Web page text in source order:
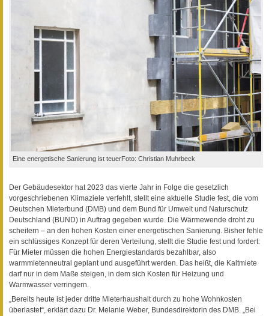
Eine energetische Sanierung ist teuerFoto: Christian Muhrbeck
Der Gebäudesektor hat 2023 das vierte Jahr in Folge die gesetzlich
vorgeschriebenen Klimaziele verfehlt, stellt eine aktuelle Studie fest, die vom
Deutschen Mieterbund (DMB) und dem Bund für Umwelt und Naturschutz
Deutschland (BUND) in Auftrag gegeben wurde. Die Wärmewende droht zu
scheitern – an den hohen Kosten einer energetischen Sanierung. Bisher fehle
ein schlüssiges Konzept für deren Verteilung, stellt die Studie fest und fordert:
Für Mieter müssen die hohen Energiestandards bezahlbar, also
warmmietenneutral geplant und ausgeführt werden. Das heißt, die Kaltmiete
darf nur in dem Maße steigen, in dem sich Kosten für Heizung und
Warmwasser verringern.
„Bereits heute ist jeder dritte Mieterhaushalt durch zu hohe Wohnkosten
überlastet“, erklärt dazu Dr. Melanie Weber, Bundesdirektorin des DMB. „Bei